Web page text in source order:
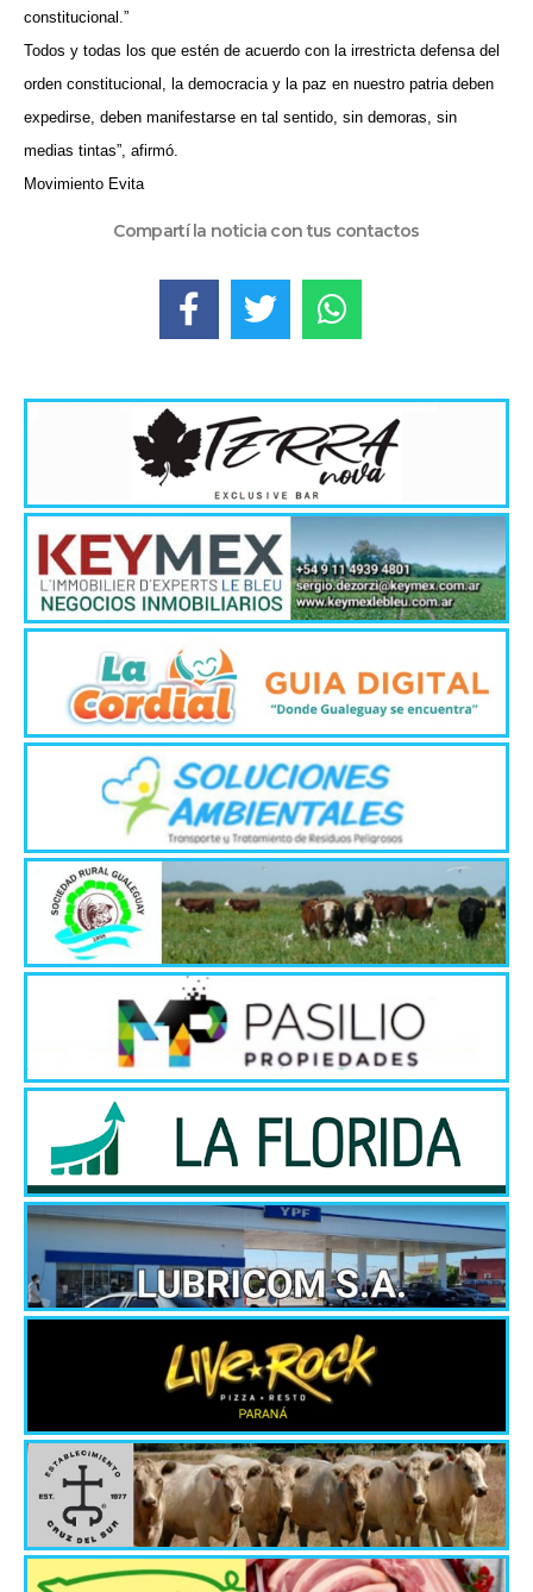
constitucional.”
Todos y todas los que estén de acuerdo con la irrestricta defensa del
orden constitucional, la democracia y la paz en nuestro patria deben
expedirse, deben manifestarse en tal sentido, sin demoras, sin
medias tintas”, afirmó.
Movimiento Evita
Compartí la noticia con tus contactos